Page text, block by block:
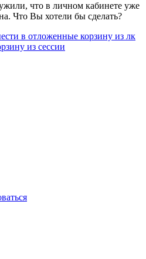
что в личном кабинете уже
Что Вы хотели бы сделать?
в отложенные корзину из лк
из сессии